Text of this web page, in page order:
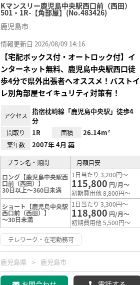
Kマンスリー鹿児島中央駅西口前（西田）
501・1R-【角部屋】(No.483426)
鹿児島市
情報更新日 2026/08/09 14:16
【宅配ボックス付・オートロック付】イ
ンターネット無料、鹿児島中央駅西口徒
歩4分で県外出張者へオススメ！バストイ
レ別角部屋セイキュリティ対策有！
アクセス
指宿枕崎線「鹿児島中央駅」徒歩4
分
間取り 1R 面積 26.14m²
築年数 2007年 4月 築
プラン名・期間
月額目安
ロング【鹿児島中央駅西
口前（西田）】
30日以上～360日未満
1日当たり 3,200円～
115,800 円/月～
初期費用他 8,800円～
ショート【鹿児島中央駅
西口前（西田）】
～30日未満
1日当たり 3,300円～
118,800 円/月～
初期費用他 5,500円～
テレワーク・在宅勤務可
鹿児島県 鹿児島市